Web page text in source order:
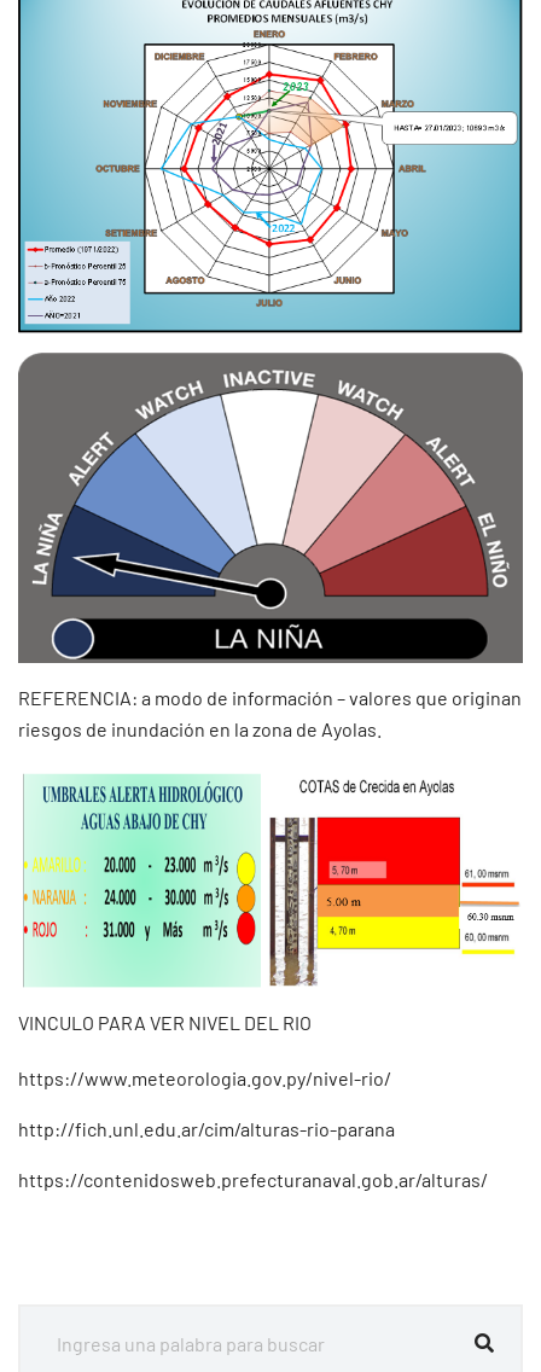
REFERENCIA: a modo de información – valores que originan
riesgos de inundación en la zona de Ayolas.
VINCULO PARA VER NIVEL DEL RIO
https://www.meteorologia.gov.py/nivel-rio/
http://fich.unl.edu.ar/cim/alturas-rio-parana
https://contenidosweb.prefecturanaval.gob.ar/alturas/